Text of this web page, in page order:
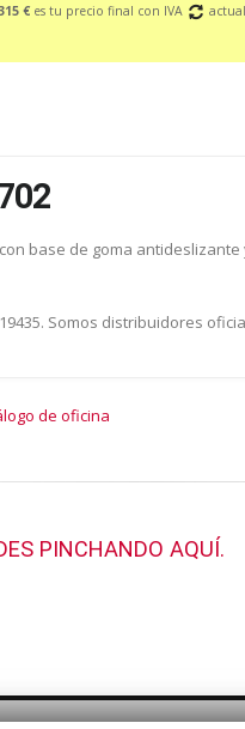
€ es tu precio final con IVA
base de goma
Somos distribuidores
de oficina
PINCHANDO AQUÍ.